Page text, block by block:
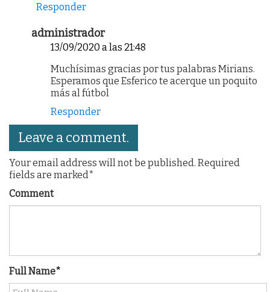
Responder
administrador
13/09/2020 a las 21:48
Muchísimas gracias por tus palabras Mirians.
Esperamos que Esferico te acerque un poquito
más al fútbol
Responder
Leave a comment.
Your email address will not be published. Required
fields are marked*
Comment
Full Name*